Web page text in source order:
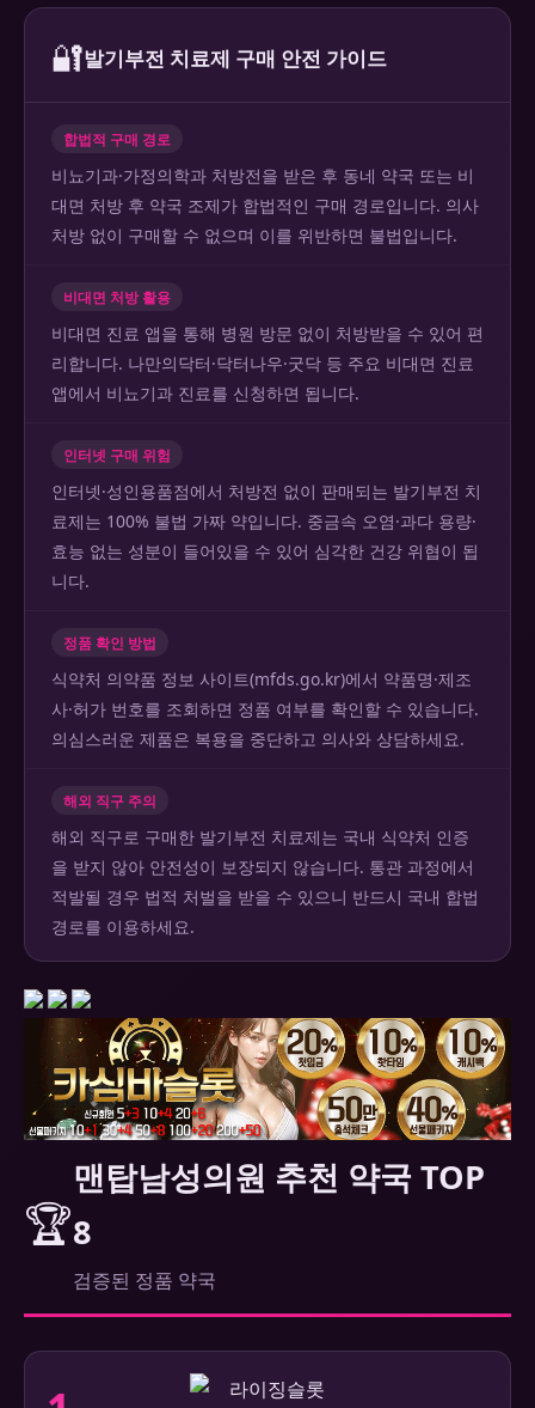
🔐발기부전 치료제 구매 안전 가이드
합법적 구매 경로
비뇨기과·가정의학과 처방전을 받은 후 동네 약국 또는 비
대면 처방 후 약국 조제가 합법적인 구매 경로입니다. 의사
처방 없이 구매할 수 없으며 이를 위반하면 불법입니다.
비대면 처방 활용
비대면 진료 앱을 통해 병원 방문 없이 처방받을 수 있어 편
리합니다. 나만의닥터·닥터나우·굿닥 등 주요 비대면 진료
앱에서 비뇨기과 진료를 신청하면 됩니다.
인터넷 구매 위험
인터넷·성인용품점에서 처방전 없이 판매되는 발기부전 치
료제는 100% 불법 가짜 약입니다. 중금속 오염·과다 용량·
효능 없는 성분이 들어있을 수 있어 심각한 건강 위협이 됩
니다.
정품 확인 방법
식약처 의약품 정보 사이트(mfds.go.kr)에서 약품명·제조
사·허가 번호를 조회하면 정품 여부를 확인할 수 있습니다.
의심스러운 제품은 복용을 중단하고 의사와 상담하세요.
해외 직구 주의
해외 직구로 구매한 발기부전 치료제는 국내 식약처 인증
을 받지 않아 안전성이 보장되지 않습니다. 통관 과정에서
적발될 경우 법적 처벌을 받을 수 있으니 반드시 국내 합법
경로를 이용하세요.
🏆
맨탑남성의원 추천 약국 TOP
8
검증된 정품 약국